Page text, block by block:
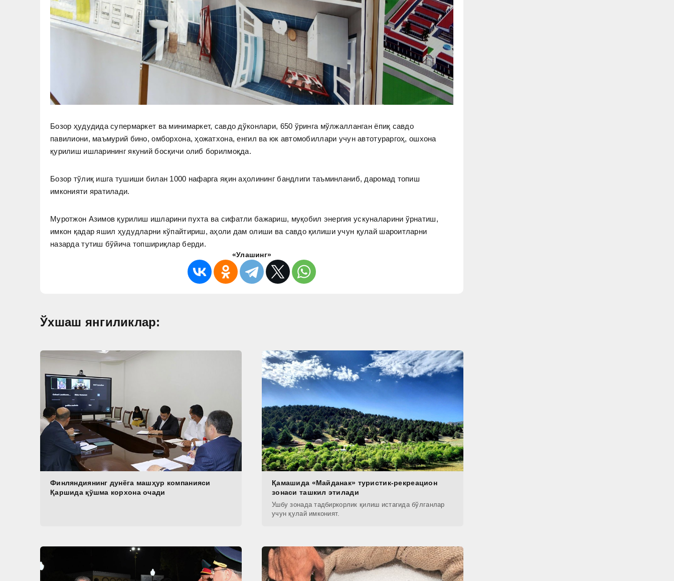
Бозор ҳудудида супермаркет ва минимаркет, савдо дўконлари, 650 ўринга мўлжалланган ёпиқ савдо
павилиони, маъмурий бино, омборхона, ҳожатхона, енгил ва юк автомобиллари учун автотураргоҳ, ошхона
қурилиш ишларининг якуний босқичи олиб борилмоқда.
Бозор тўлиқ ишга тушиши билан 1000 нафарга яқин аҳолининг бандлиги таъминланиб, даромад топиш
имконияти яратилади.
Муротжон Азимов қурилиш ишларини пухта ва сифатли бажариш, муқобил энергия ускуналарини ўрнатиш,
имкон қадар яшил ҳудудларни кўпайтириш, аҳоли дам олиши ва савдо қилиши учун қулай шароитларни
назарда тутиш бўйича топшириқлар берди.
«Улашинг»
Ўхшаш янгиликлар:
Финляндиянинг дунёга машҳур компанияси
Қаршида қўшма корхона очади
Қамашида «Майданак» туристик-рекреацион
зонаси ташкил этилади
Ушбу зонада тадбиркорлик қилиш истагида бўлганлар
учун қулай имконият.